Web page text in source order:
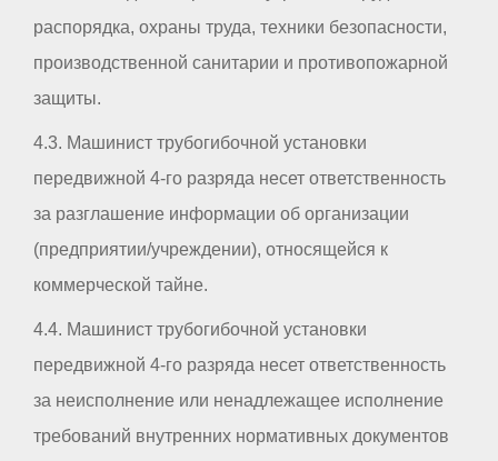
распорядка, охраны труда, техники безопасности,
производственной санитарии и противопожарной
защиты.
4.3. Машинист трубогибочной установки
передвижной 4-го разряда несет ответственность
за разглашение информации об организации
(предприятии/учреждении), относящейся к
коммерческой тайне.
4.4. Машинист трубогибочной установки
передвижной 4-го разряда несет ответственность
за неисполнение или ненадлежащее исполнение
требований внутренних нормативных документов